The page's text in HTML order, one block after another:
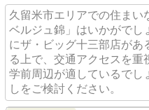
久留米市エリアでの住まい
ベルジュ錦」はいかがでし
にザ・ビッグ十三部店があ
る上で、交通アクセスを重
学前周辺が適しているでし
しをご検討ください。